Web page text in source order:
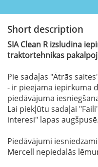
Short description
SIA Clean R izsludina
traktortehnikas
Pie sadaļas "Ātrās
- ir pieejama iepirkuma
piedāvājuma
Lai piekļūtu sadaļai
interesi" lapas augšpusē.
Piedāvājumi
Mercell nepiedalās